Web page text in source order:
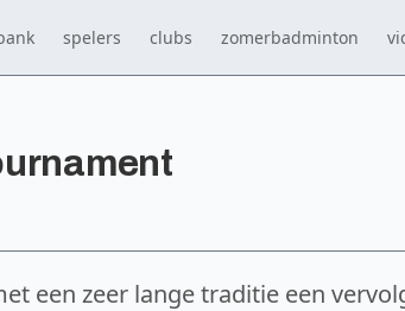
spelers clubs zomerbadminton
een zeer lange traditie een